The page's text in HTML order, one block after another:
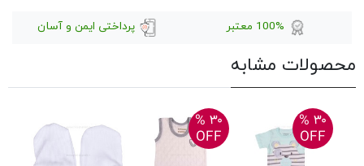
100% معتبر پرداختی ایمن و آسان
محصولات مشابه
۳۰ %
OFF
۳۰ %
OFF